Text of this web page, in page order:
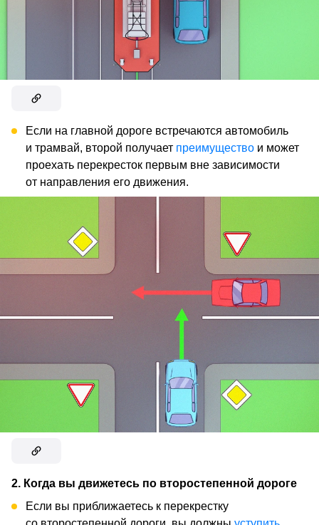
Если на главной дороге встречаются автомобиль
и трамвай, второй получает преимущество и может
проехать перекресток первым вне зависимости
от направления его движения.
2. Когда вы движетесь по второстепенной дороге
Если вы приближаетесь к перекрестку